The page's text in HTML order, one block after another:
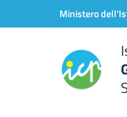
Vai ai contenuti
Vai al menu di navigazione
Ministero